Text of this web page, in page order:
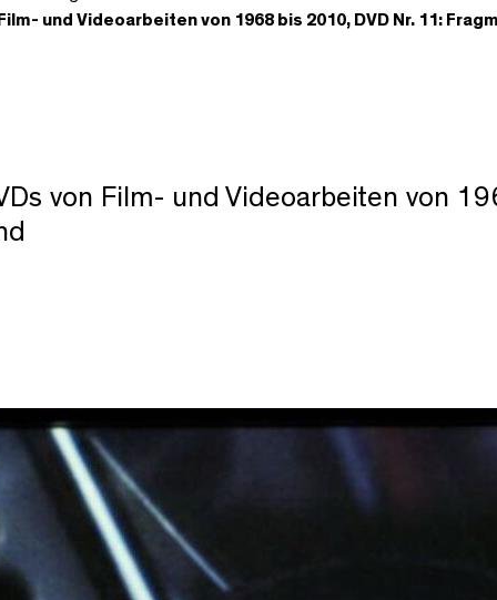
und Videoarbeiten von 1968 bis 2010, DVD Nr. 11:
von Film- und Videoarbeiten von